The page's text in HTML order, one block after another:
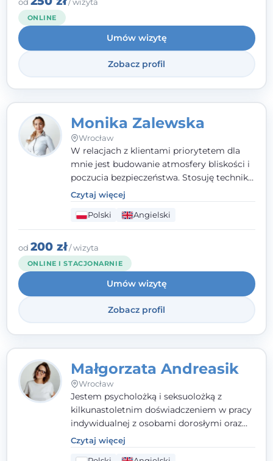
pierwszym miejscu stawiam budowanie
atmosfery bezpieczeństwa i zrozumienia w
relacjach z Klientami. Istotna dla nie jest
również koncentracja na dostępnych
zasobach.
ONLINE
Umów wizytę
Zobacz profil
Monika Zalewska
Wrocław
W relacjach z klientami priorytetem dla
mnie jest budowanie atmosfery bliskości i
poczucia bezpieczeństwa. Stosuję techniki
poznawczo-behawioralne oraz metody,
które koncentrują się na rozwiązaniach
(TSR). Te polegają na osiąganiu
zamierzonych celów (doprowadzeniu do
rozwiązania trudnych sytuacji) poprzez
identyfikowanie i wzmacnianie zasobów
oraz mocnych stron klienta. W swojej
pracy korzystam także z metod dialogu
motywacyjnego itreningu uważności.
Czytaj więcej
Polski Angielski
od 200 zł/ wizyta
ONLINE I STACJONARNIE
Umów wizytę
Zobacz profil
Małgorzata Andreasik
Wrocław
Jestem psycholożką i seksuolożką z
kilkunastoletnim doświadczeniem w pracy
indywidualnej z osobami dorosłymi oraz
parami. Specjalizuję się w obszarze zdrowia
seksualnego, żałoby, kryzysów życiowych i
Czytaj więcej